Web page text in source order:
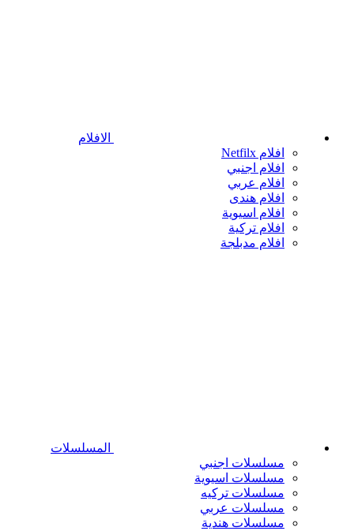
الافلام
افلام Netfilx
افلام اجنبي
افلام عربي
افلام هندى
افلام اسيوية
افلام تركية
افلام مدبلجة
المسلسلات
مسلسلات اجنبي
مسلسلات اسيوية
مسلسلات تركيه
مسلسلات عربي
مسلسلات هندية